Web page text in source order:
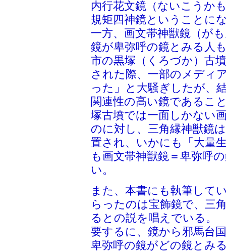
内行花文鏡（ないこうか
規矩四神鏡ということに
一方、画文帯神獣鏡（が
鏡が卑弥呼の鏡とみる人
市の黒塚（くろづか）古
された際、一部のメディ
った」と大騒ぎしたが、
関連性の高い鏡であるこ
塚古墳では一面しかない
のに対し、三角縁神獣鏡
置され、いかにも「大量
も画文帯神獣鏡＝卑弥呼
い。
また、本書にも執筆して
らったのは宝飾鏡で、三
るとの説を唱えでいる。
要するに、鏡から邪馬台
卑弥呼の鏡がどの鏡とみ